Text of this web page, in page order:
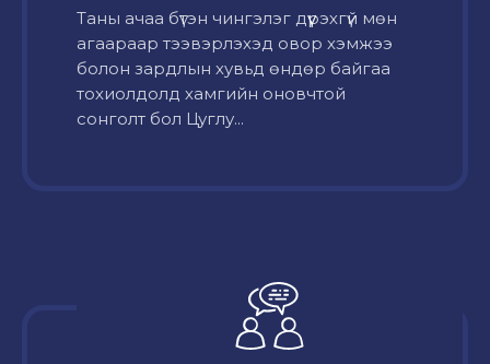
Таны ачаа бүтэн чингэлэг дүүрэхгүй мөн
агаараар тээвэрлэхэд овор хэмжээ
болон зардлын хувьд өндөр байгаа
тохиолдолд хамгийн оновчтой
сонголт бол Цуглу...